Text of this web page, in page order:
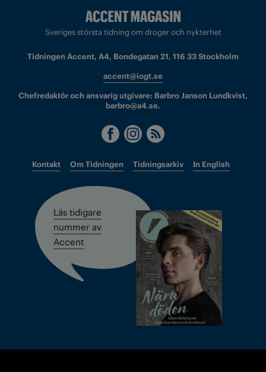
Sveriges största tidning om droger och nykterhet
Tidningen Accent, A4, Bondegatan 21, 116 33 Stockholm
accent@iogt.se
Chefredaktör och ansvarig utgivare: Barbro Janson Lundkvist,
barbro@a4.se.
Kontakt Om Tidningen Tidningsarkiv In English
Läs tidigare
nummer av
Accent